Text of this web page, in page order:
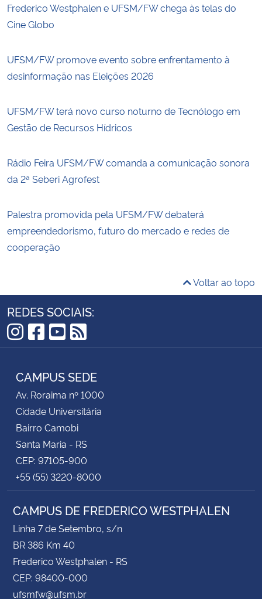
Frederico Westphalen e UFSM/FW chega às telas do
Cine Globo
UFSM/FW promove evento sobre enfrentamento à
desinformação nas Eleições 2026
UFSM/FW terá novo curso noturno de Tecnólogo em
Gestão de Recursos Hídricos
Rádio Feira UFSM/FW comanda a comunicação sonora
da 2ª Seberi Agrofest
Palestra promovida pela UFSM/FW debaterá
empreendedorismo, futuro do mercado e redes de
cooperação
Voltar ao topo
REDES SOCIAIS:
Instagram
Facebook
YouTube
RSS
CAMPUS SEDE
Av. Roraima nº 1000
Cidade Universitária
Bairro Camobi
Santa Maria - RS
CEP: 97105-900
+55 (55) 3220-8000
CAMPUS DE FREDERICO WESTPHALEN
Linha 7 de Setembro, s/n
BR 386 Km 40
Frederico Westphalen - RS
CEP: 98400-000
ufsmfw@ufsm.br